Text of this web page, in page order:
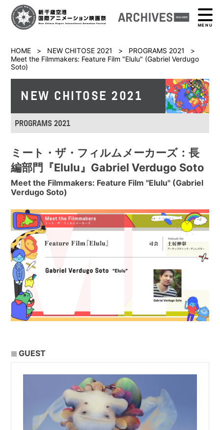
MENU
HOME > NEW CHITOSE 2021 > PROGRAMS 2021
>
Meet the Filmmakers: Feature Film "Elulu" (Gabriel Verdugo
Soto)
NEW CHITOSE 2021
PROGRAMS 2021
ミート・ザ・フィルムメーカーズ：長
編部門『Elulu』Gabriel Verdugo Soto
Meet the Filmmakers: Feature Film "Elulu" (Gabriel
Verdugo Soto)
GUEST